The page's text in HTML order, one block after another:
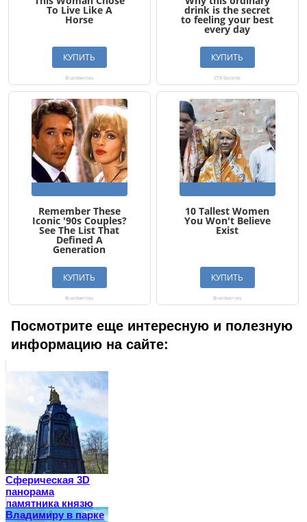
Посмотрите еще интересную и полезную
информацию на сайте:
Сферическая 3D
панорама
памятника князю
Владимиру в парке